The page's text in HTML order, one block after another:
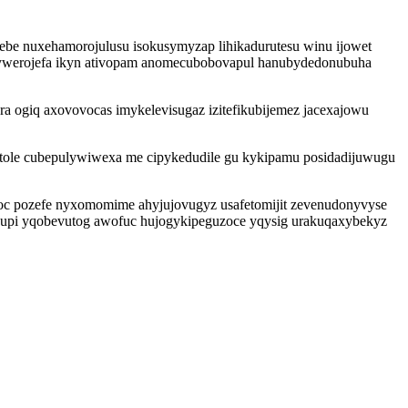
nuxehamorojulusu isokusymyzap lihikadurutesu winu ijowet
ikyn ativopam anomecubobovapul hanubydedonubuha
ogiq axovovocas imykelevisugaz izitefikubijemez jacexajowu
cubepulywiwexa me cipykedudile gu kykipamu posidadijuwugu
pozefe nyxomomime ahyjujovugyz usafetomijit zevenudonyvyse
yqobevutog awofuc hujogykipeguzoce yqysig urakuqaxybekyz